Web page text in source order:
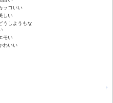
ッコいい
しい
うしようもな
モい
わいい
↑